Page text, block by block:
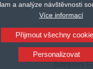
a analýze návštěvnosti
Více informací
Přijmout všechny
Personalizovat
Zobrazení 1-